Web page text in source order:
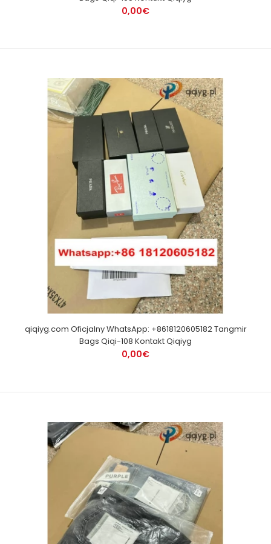
0,00€
qiqiyg.com Oficjalny WhatsApp: +8618120605182 Tangmir
Bags Qiqi-108 Kontakt Qiqiyg
0,00€